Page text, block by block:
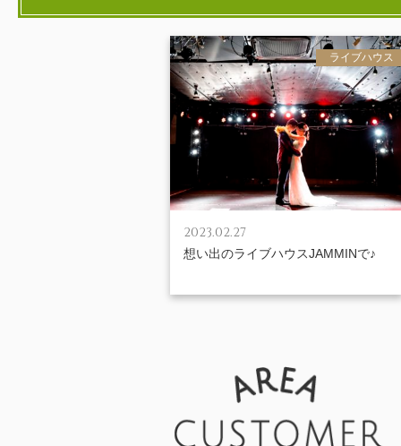
2023.02.27
想い出のライブハウスJAMMINで♪
ライブハウス